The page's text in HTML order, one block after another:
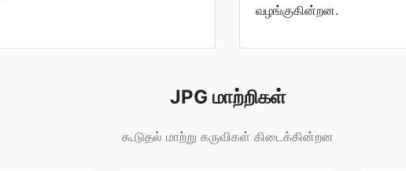
வழங்குகின்றன.
JPG மாற்றிகள்
கூடுதல் மாற்று கருவிகள் கிடைக்கின்றன